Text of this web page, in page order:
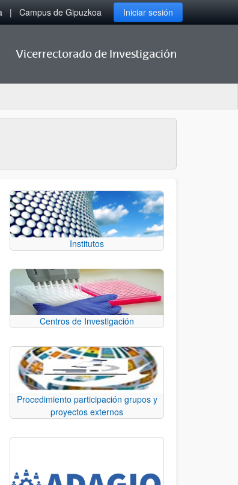
Campus de Gipuzkoa Iniciar sesión
Vicerrectorado de Investigación
Institutos
Centros de Investigación
Procedimiento participación grupos y
proyectos externos